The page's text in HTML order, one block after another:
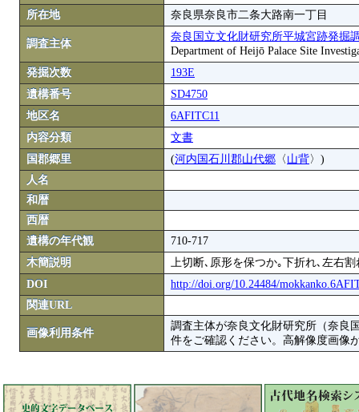
所在地
奈良県奈良市二条大路南一丁目
調査主体
奈良国立文化財研究所平城宮跡発掘
Department of Heijō Palace Site
発掘次数
193E
遺構番号
SD4750
地区名
6AFITC11
内容分類
文書
国郡郷里
(河内国石川郡山代郷 〈 山背〉)
人名
和暦
西暦
遺構の年代観
710-717
木簡説明
上切断､原形を保つか｡下折れ､左右割
DOI
http://doi.org/10.24484/
関連URL
画像利用条件
調査主体が奈良文化財研究所（奈良
件をご確認ください。高解像度画像